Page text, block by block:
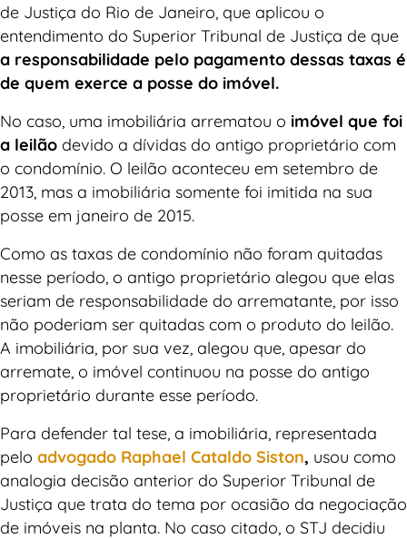
de Justiça do Rio de Janeiro, que aplicou o
entendimento do Superior Tribunal de Justiça de que
a responsabilidade pelo pagamento dessas taxas é
de quem exerce a posse do imóvel.
No caso, uma imobiliária arrematou o imóvel que foi
a leilão devido a dívidas do antigo proprietário com
o condomínio. O leilão aconteceu em setembro de
2013, mas a imobiliária somente foi imitida na sua
posse em janeiro de 2015.
Como as taxas de condomínio não foram quitadas
nesse período, o antigo proprietário alegou que elas
seriam de responsabilidade do arrematante, por isso
não poderiam ser quitadas com o produto do leilão.
A imobiliária, por sua vez, alegou que, apesar do
arremate, o imóvel continuou na posse do antigo
proprietário durante esse período.
Para defender tal tese, a imobiliária, representada
pelo advogado Raphael Cataldo Siston, usou como
analogia decisão anterior do Superior Tribunal de
Justiça que trata do tema por ocasião da negociação
de imóveis na planta. No caso citado, o STJ decidiu